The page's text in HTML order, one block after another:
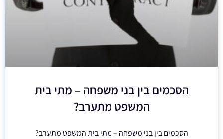
הסכמים בין בני משפחה – מתי בית
המשפט מתערב?
הסכמים בין בני משפחה – מתי בית המשפט מתערב?